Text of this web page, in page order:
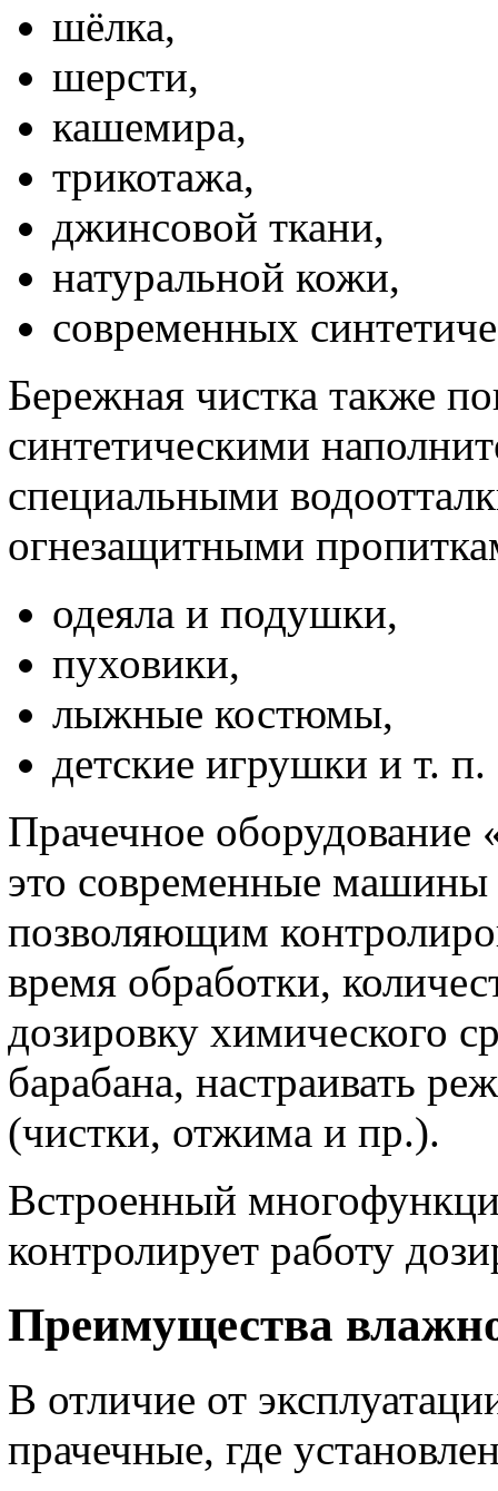
шёлка,
шерсти,
кашемира,
трикотажа,
джинсовой ткани,
натуральной кожи,
современных
Бережная чистка также
синтетическими
специальными
огнезащитными
одеяла и подушки,
пуховики,
лыжные костюмы,
детские игрушки и т. п.
Прачечное оборудование
это современные
позволяющим
время обработки,
дозировку химического
барабана, настраивать
(чистки, отжима и пр.).
Встроенный
контролирует работу
Преимущества
В отличие от
прачечные, где